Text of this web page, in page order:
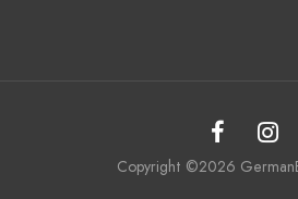
Copyright ©2026